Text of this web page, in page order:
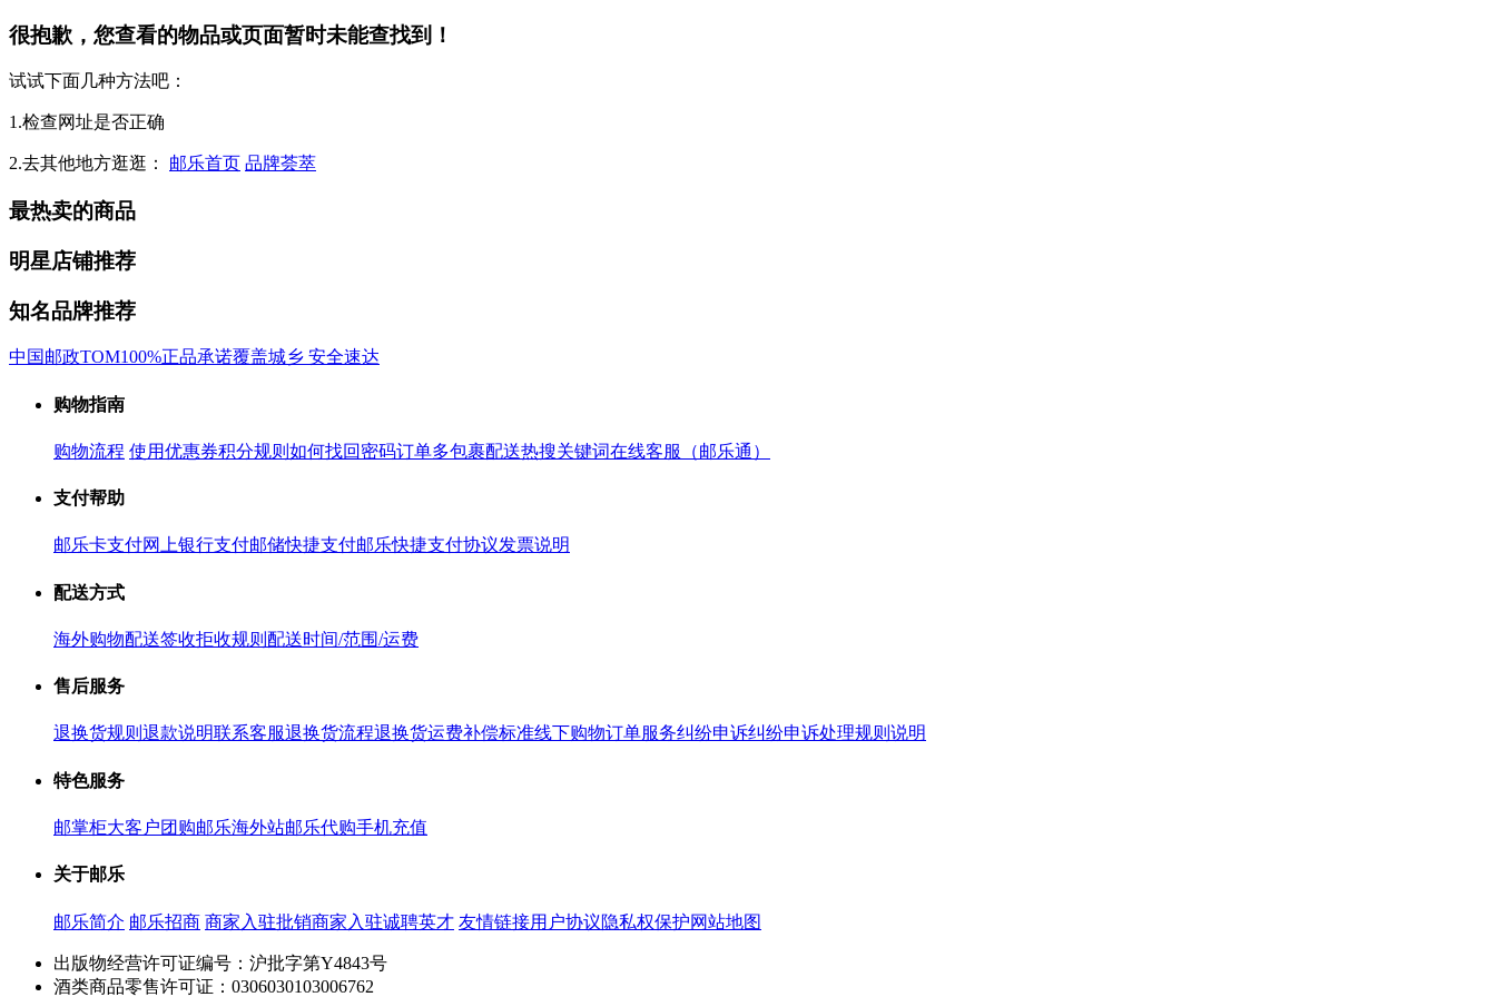
很抱歉，您查看的物品或页面暂时未能查找到！
试试下面几种方法吧：
1.检查网址是否正确
2.去其他地方逛逛： 邮乐首页 品牌荟萃
最热卖的商品
明星店铺推荐
知名品牌推荐
中国邮政TOM100%正品承诺覆盖城乡 安全速达
购物指南
购物流程 使用优惠券积分规则 如何找回密码订单多包裹配送热搜关键词在线客服（邮乐通）
支付帮助
邮乐卡支付网上银行支付邮储快捷支付邮乐快捷支付协议发票说明
配送方式
海外购物配送签收拒收规则 配送时间/范围/运费
售后服务
退换货规则 退款说明联系客服退换货流程退换货运费补偿标准线下购物订单服务纠纷申诉纠纷申诉处理规则说明
特色服务
邮掌柜大客户团购邮乐海外站邮乐代购手机充值
关于邮乐
邮乐简介 邮乐招商 商家入驻批销商家入驻诚聘英才 友情链接用户协议隐私权保护网站地图
出版物经营许可证编号：沪批字第Y4843号
酒类商品零售许可证：0306030103006762